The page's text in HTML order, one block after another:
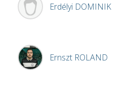
Erdélyi DOMINIK
Ernszt ROLAND